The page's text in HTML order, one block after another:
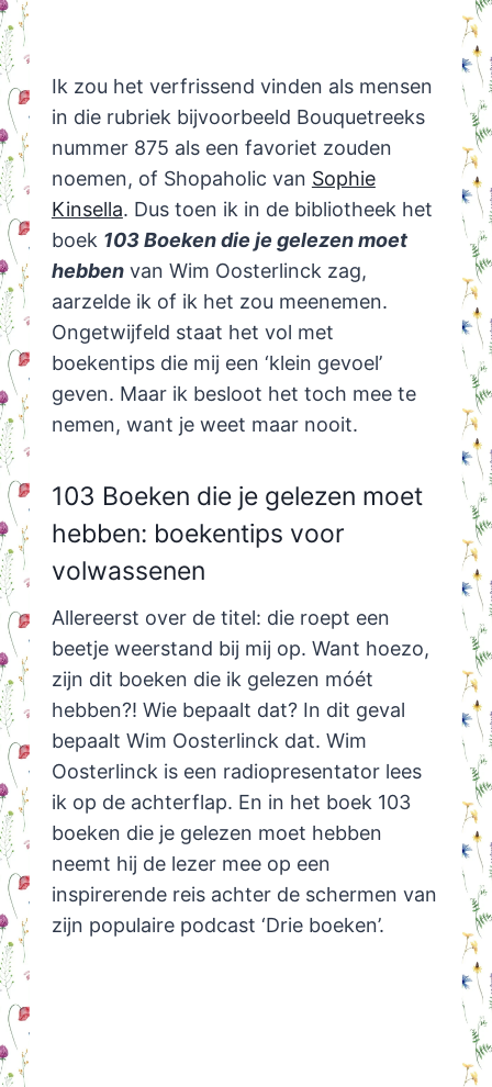
Ik zou het verfrissend vinden als mensen
in die rubriek bijvoorbeeld Bouquetreeks
nummer 875 als een favoriet zouden
noemen, of Shopaholic van Sophie
Kinsella. Dus toen ik in de bibliotheek het
boek 103 Boeken die je gelezen moet
hebbenvan Wim Oosterlinck zag,
aarzelde ik of ik het zou meenemen.
Ongetwijfeld staat het vol met
boekentips die mij een ‘klein gevoel’
geven. Maar ik besloot het toch mee te
nemen, want je weet maar nooit.
103 Boeken die je gelezen moet
hebben: boekentips voor
volwassenen
Allereerst over de titel: die roept een
beetje weerstand bij mij op. Want hoezo,
zijn dit boeken die ik gelezen móét
hebben?! Wie bepaalt dat? In dit geval
bepaalt Wim Oosterlinck dat. Wim
Oosterlinck is een radiopresentator lees
ik op de achterflap. En in het boek 103
boeken die je gelezen moet hebben
neemt hij de lezer mee op een
inspirerende reis achter de schermen van
zijn populaire podcast ‘Drie boeken’.